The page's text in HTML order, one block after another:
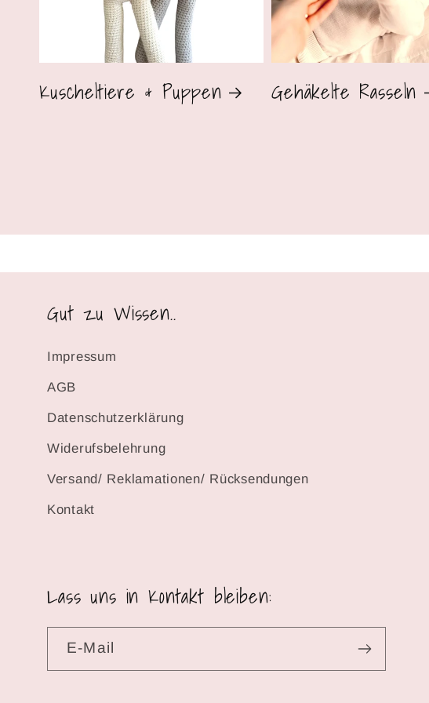
Kuscheltiere & Puppen Gehäkelte Rasseln
Gut zu Wissen..
Impressum
AGB
Datenschutzerklärung
Widerufsbelehrung
Versand/ Reklamationen/ Rücksendungen
Kontakt
Lass uns in Kontakt bleiben:
E-Mail